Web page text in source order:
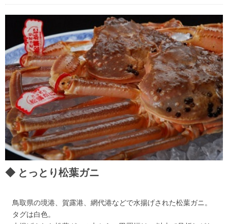
とっとり松葉ガニ
鳥取県の境港、賀露港、網代港などで水揚げされた松葉ガニ。
タグは白色。